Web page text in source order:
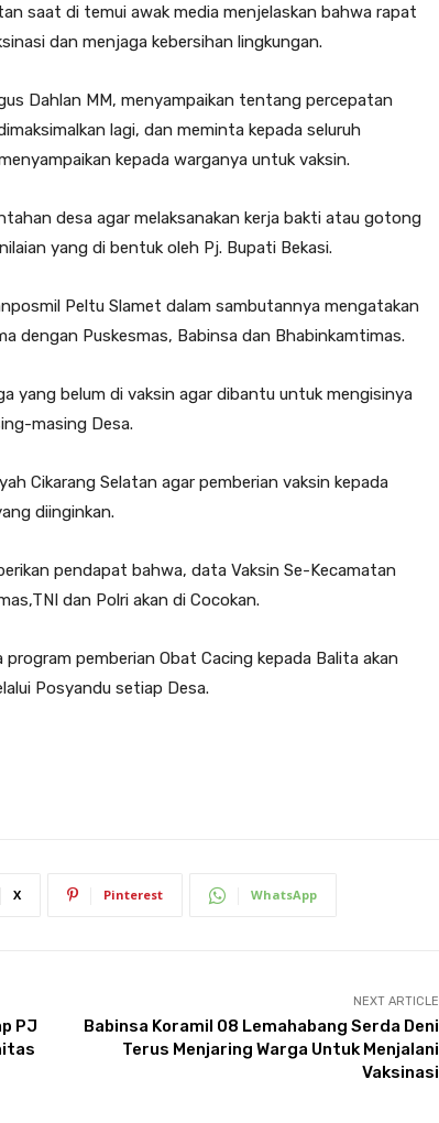
saat di temui awak media menjelaskan bahwa rapat
dan menjaga kebersihan lingkungan.
Dahlan MM, menyampaikan tentang percepatan
lagi, dan meminta kepada seluruh
kepada warganya untuk vaksin.
desa agar melaksanakan kerja bakti atau gotong
yang di bentuk oleh Pj. Bupati Bekasi.
Peltu Slamet dalam sambutannya mengatakan
dengan Puskesmas, Babinsa dan Bhabinkamtimas.
yang belum di vaksin agar dibantu untuk mengisinya
masing Desa.
Cikarang Selatan agar pemberian vaksin kepada
diinginkan.
pendapat bahwa, data Vaksin Se-Kecamatan
dan Polri akan di Cocokan.
pemberian Obat Cacing kepada Balita akan
Posyandu setiap Desa.
X Pinterest WhatsApp
PJ
NEXT ARTICLE
Babinsa Koramil 08 Lemahabang Serda Deni
Terus Menjaring Warga Untuk Menjalani
Vaksinasi